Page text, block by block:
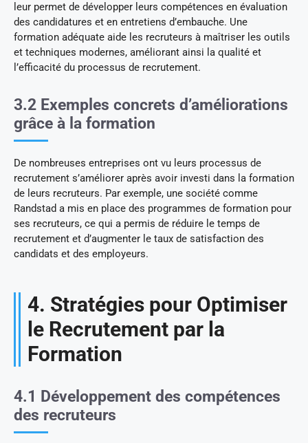
leur permet de développer leurs compétences en évaluation
des candidatures et en entretiens d’embauche. Une
formation adéquate aide les recruteurs à maîtriser les outils
et techniques modernes, améliorant ainsi la qualité et
l’efficacité du processus de recrutement.
3.2 Exemples concrets d’améliorations
grâce à la formation
De nombreuses entreprises ont vu leurs processus de
recrutement s’améliorer après avoir investi dans la formation
de leurs recruteurs. Par exemple, une société comme
Randstad a mis en place des programmes de formation pour
ses recruteurs, ce qui a permis de réduire le temps de
recrutement et d’augmenter le taux de satisfaction des
candidats et des employeurs.
4. Stratégies pour Optimiser
le Recrutement par la
Formation
4.1 Développement des compétences
des recruteurs